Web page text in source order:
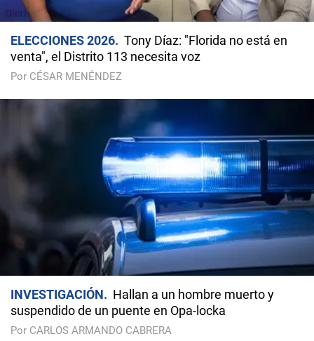
ELECCIONES 2026
Tony Díaz: "Florida no está en
venta", el Distrito 113 necesita voz
Por CÉSAR MENÉNDEZ
INVESTIGACIÓN
Hallan a un hombre muerto y
suspendido de un puente en Opa-locka
Por CARLOS ARMANDO CABRERA